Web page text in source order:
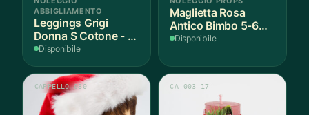
ABBIGLIAMENTO
Leggings Grigi
Donna S Cotone - 1
Paio
Disponibile
Maglietta Rosa
Antico Bimbo 5-6
Anni Cotone - 1
Disponibile
CAPPELLO 030 CA 003-17